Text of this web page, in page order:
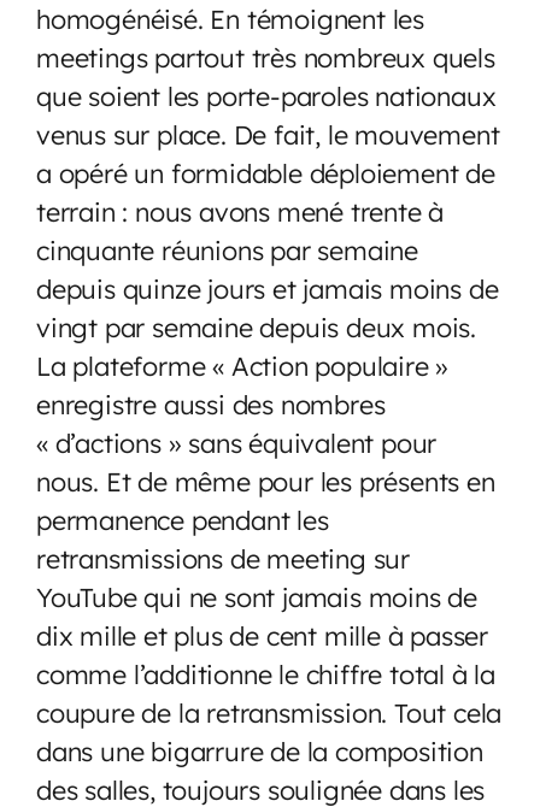
homogénéisé. En témoignent les
meetings partout très nombreux quels
que soient les porte-paroles nationaux
venus sur place. De fait, le mouvement
a opéré un formidable déploiement de
terrain : nous avons mené trente à
cinquante réunions par semaine
depuis quinze jours et jamais moins de
vingt par semaine depuis deux mois.
La plateforme « Action populaire »
enregistre aussi des nombres
« d’actions » sans équivalent pour
nous. Et de même pour les présents en
permanence pendant les
retransmissions de meeting sur
YouTube qui ne sont jamais moins de
dix mille et plus de cent mille à passer
comme l’additionne le chiffre total à la
coupure de la retransmission. Tout cela
dans une bigarrure de la composition
des salles, toujours soulignée dans les